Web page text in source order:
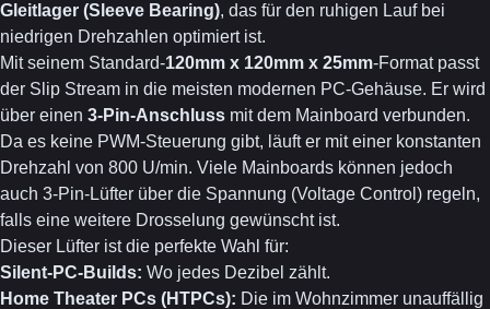
Gleitlager (Sleeve Bearing), das für den ruhigen Lauf bei
niedrigen Drehzahlen optimiert ist.
Mit seinem Standard-120mm x 120mm x 25mm-Format passt
der Slip Stream in die meisten modernen PC-Gehäuse. Er wird
über einen 3-Pin-Anschluss mit dem Mainboard verbunden.
Da es keine PWM-Steuerung gibt, läuft er mit einer konstanten
Drehzahl von 800 U/min. Viele Mainboards können jedoch
auch 3-Pin-Lüfter über die Spannung (Voltage Control) regeln,
falls eine weitere Drosselung gewünscht ist.
Dieser Lüfter ist die perfekte Wahl für:
Silent-PC-Builds: Wo jedes Dezibel zählt.
Home Theater PCs (HTPCs): Die im Wohnzimmer unauffällig